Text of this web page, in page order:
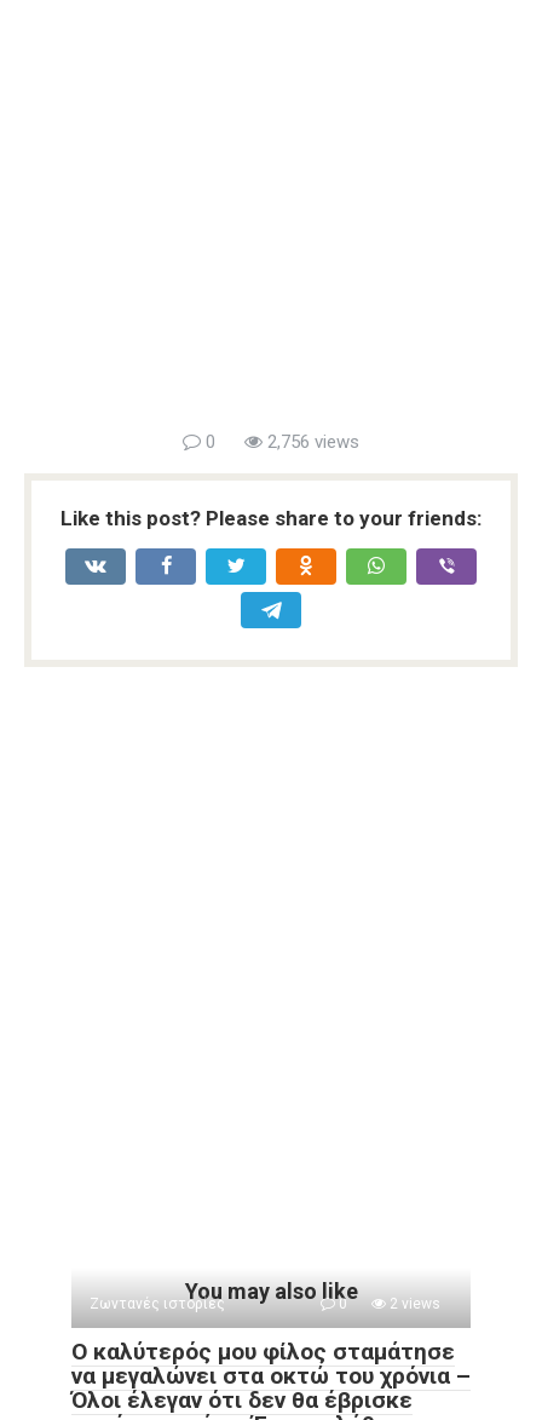
0 2,756 views
Like this post? Please share to your friends:
You may also like
Ζωντανές ιστορίες 0 2 views
Ο καλύτερός μου φίλος σταμάτησε
να μεγαλώνει στα οκτώ του χρόνια –
Όλοι έλεγαν ότι δεν θα έβρισκε